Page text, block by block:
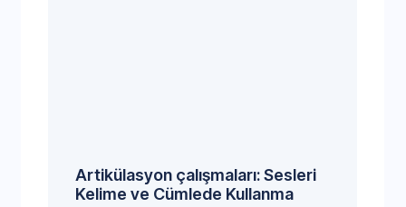
Artikülasyon çalışmaları: Sesleri
Kelime ve Cümlede Kullanma